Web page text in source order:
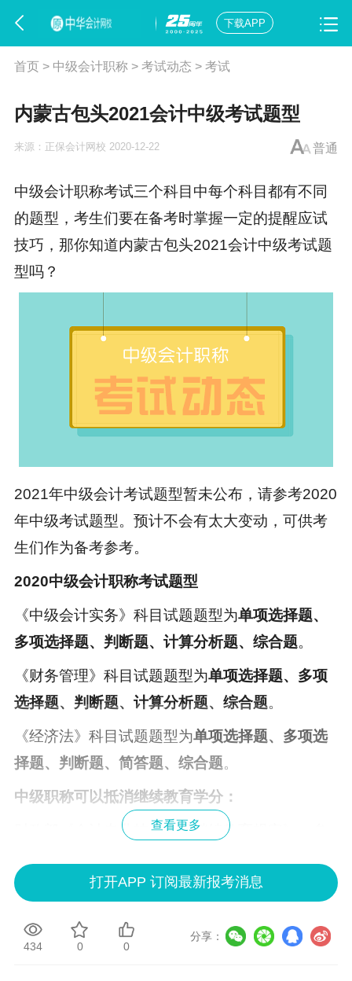
下载APP
首页> 中级会计职称> 考试动态 > 考试
内蒙古包头2021会计中级考试题型
普通
来源： 正保会计网校 2020-12-22
中级会计职称考试三个科目中每个科目都有不同
的题型，考生们要在备考时掌握一定的提醒应试
技巧，那你知道内蒙古包头2021会计中级考试题
型吗？
2021年中级会计考试题型暂未公布，请参考2020
年中级考试题型。预计不会有太大变动，可供考
生们作为备考参考。
2020中级会计职称考试题型
《中级会计实务》科目试题题型为单项选择题、
多项选择题、判断题、计算分析题、综合题。
《财务管理》科目试题题型为单项选择题、多项
选择题、判断题、计算分析题、综合题。
《经济法》科目试题题型为单项选择题、多项选
择题、判断题、简答题、综合题。
中级职称可以抵消继续教育学分：
财政部《会计专业技术人员继续教育规定》：参
每通过一科考试或被录取的，折算为90学分。
查看更多
打开APP 订阅最新报考消息
434 0 0
分享：